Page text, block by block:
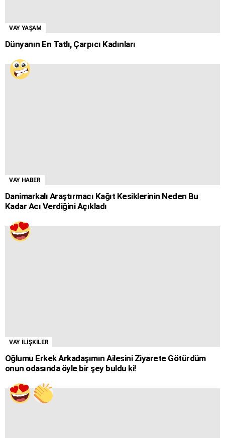
VAY YAŞAM
Dünyanın En Tatlı, Çarpıcı Kadınları
VAY HABER
Danimarkalı Araştırmacı Kağıt Kesiklerinin Neden Bu
Kadar Acı Verdiğini Açıkladı
VAY İLİŞKİLER
Oğlumu Erkek Arkadaşımın Ailesini Ziyarete Götürdüm
onun odasında öyle bir şey buldu ki!